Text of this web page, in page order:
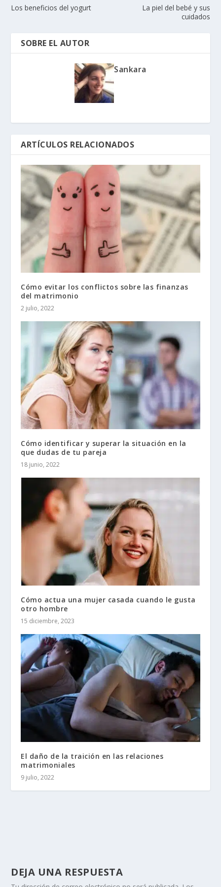
Los beneficios del yogurt
La piel del bebé y sus
cuidados
SOBRE EL AUTOR
Sankara
ARTÍCULOS RELACIONADOS
Cómo evitar los conflictos sobre las finanzas
del matrimonio
2 julio, 2022
Cómo identificar y superar la situación en la
que dudas de tu pareja
18 junio, 2022
Cómo actua una mujer casada cuando le gusta
otro hombre
15 diciembre, 2023
El daño de la traición en las relaciones
matrimoniales
9 julio, 2022
DEJA UNA RESPUESTA